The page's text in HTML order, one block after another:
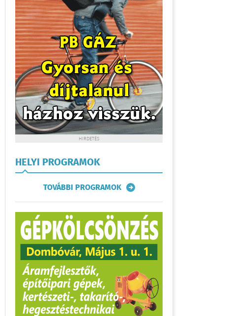
HIRDETÉS
HELYI PROGRAMOK
TOVÁBBI PROGRAMOK